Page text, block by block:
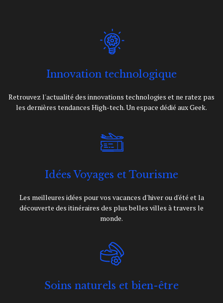
Innovation technologique
Retrouvez l'actualité des innovations technologies et ne ratez pas
les dernières tendances High-tech. Un espace dédié aux Geek.
Idées Voyages et Tourisme
Les meilleures idées pour vos vacances d'hiver ou d'été et la
découverte des itinéraires des plus belles villes à travers le
monde.
Soins naturels et bien-être